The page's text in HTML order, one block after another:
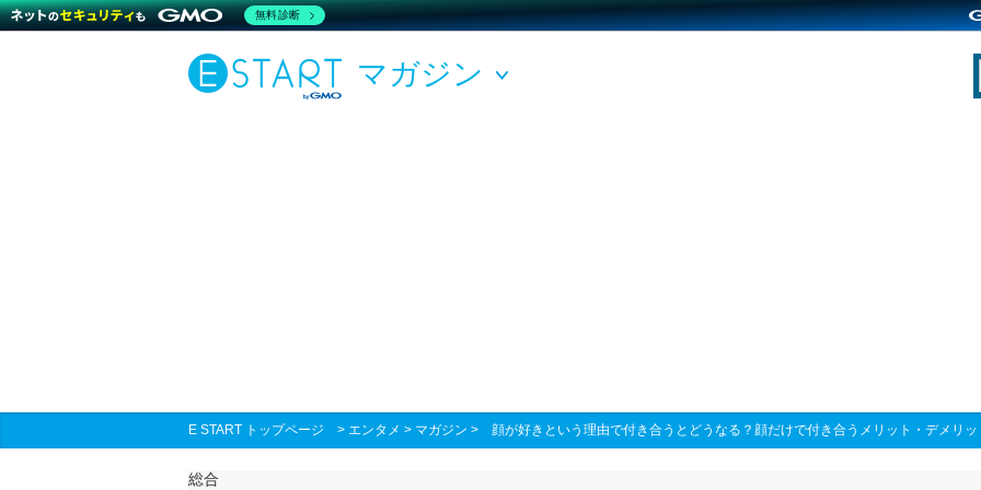
マガジン
E START トップページ > エンタメ > マガジン > 顔が好きという理由で付き合うとどうなる？顔だけで付き合うメリット・デメリッ
総合
無料診断